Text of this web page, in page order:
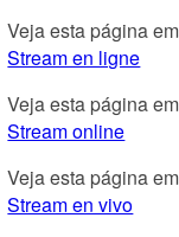
Veja esta página
Stream en ligne
Veja esta página
Stream online
Veja esta página
Stream en vivo